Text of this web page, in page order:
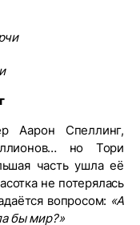
Аарон Спеллинг,
но Тори
часть ушла её
не потерялась
вопросом: «А
бы мир?»